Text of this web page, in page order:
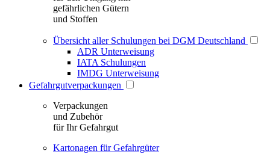
gefährlichen Gütern
und Stoffen
Übersicht aller Schulungen bei DGM Deutschland
ADR Unterweisung
IATA Schulungen
IMDG Unterweisung
Gefahrgutverpackungen
Verpackungen
und Zubehör
für Ihr Gefahrgut
Kartonagen für Gefahrgüter